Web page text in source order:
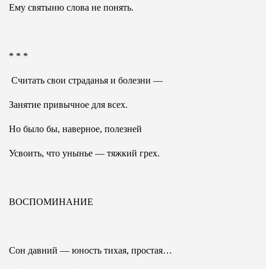
Ему святыню слова не понять.
* * *
Считать свои страданья и болезни —
Занятие привычное для всех.
Но было бы, наверное, полезней
Усвоить, что унынье — тяжкий грех.
ВОСПОМИНАНИЕ
Сон давний — юность тихая, простая…